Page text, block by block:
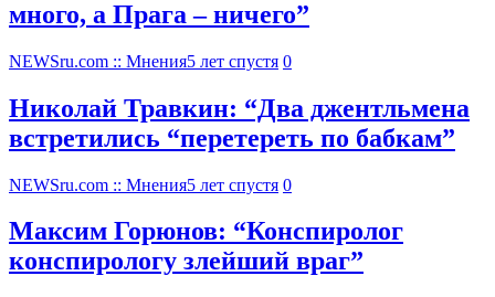
много, а Прага – ничего”
NEWSru.com :: Мнения5 лет спустя 0
Николай Травкин: “Два джентльмена
встретились “перетереть по бабкам”
NEWSru.com :: Мнения5 лет спустя 0
Максим Горюнов: “Конспиролог
конспирологу злейший враг”